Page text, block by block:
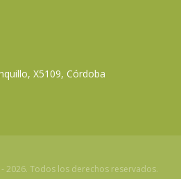
X5109, Córdoba
2026. Todos los derechos reservados.